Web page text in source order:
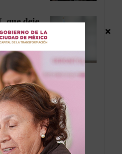
que deje
la
Se
como
×